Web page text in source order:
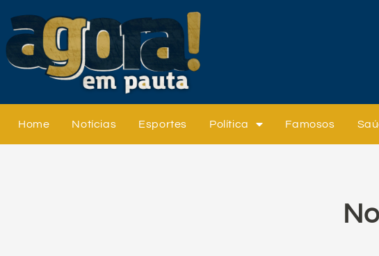
Home Notícias Esportes Política Famosos